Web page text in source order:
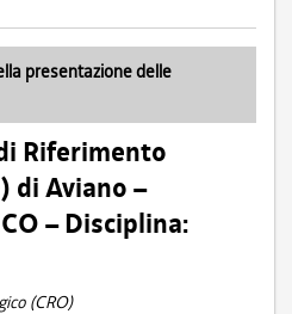
presentazione delle
Riferimento
di Aviano –
– Disciplina:
(CRO)